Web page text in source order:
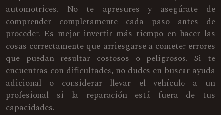
automotrices. No te apresures y asegúrate de
comprender completamente cada paso antes de
proceder. Es mejor invertir más tiempo en hacer las
cosas correctamente que arriesgarse a cometer errores
que puedan resultar costosos o peligrosos. Si te
encuentras con dificultades, no dudes en buscar ayuda
adicional o considerar llevar el vehículo a un
profesional si la reparación está fuera de tus
capacidades.